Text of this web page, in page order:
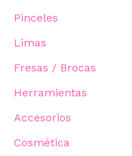
Pinceles
Limas
Fresas / Brocas
Herramientas
Accesorios
Cosmética